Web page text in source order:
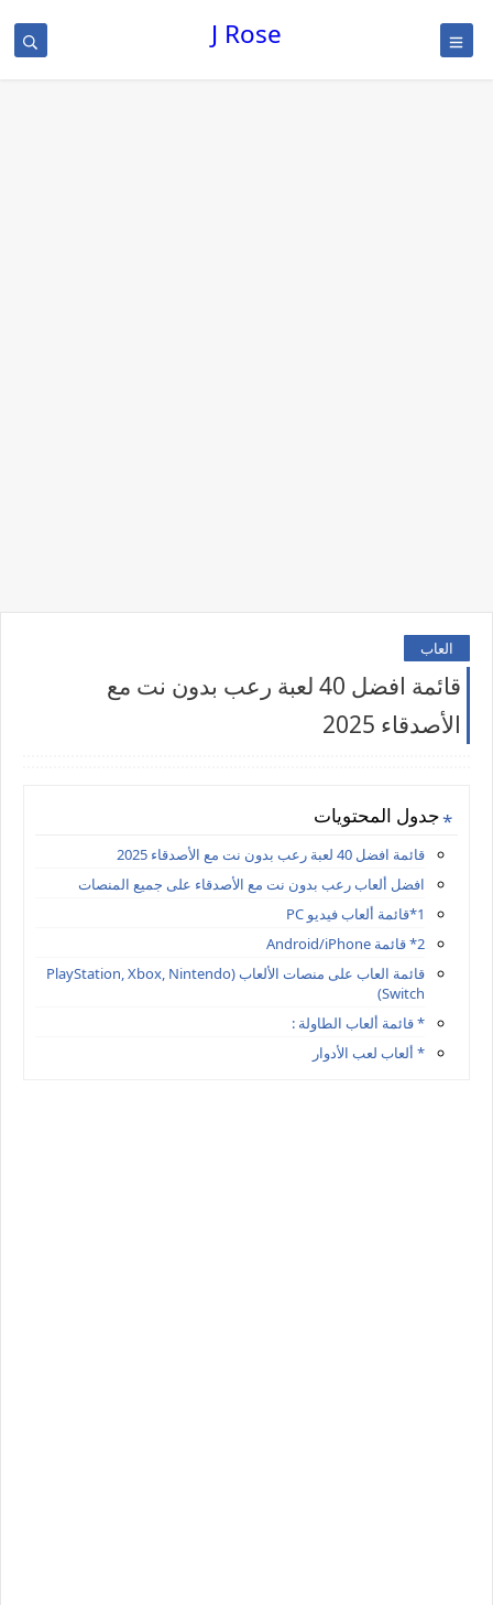
J Rose
العاب
قائمة افضل 40 لعبة رعب بدون نت مع
الأصدقاء 2025
جدول المحتويات
قائمة افضل 40 لعبة رعب بدون نت مع الأصدقاء 2025
افضل ألعاب رعب بدون نت مع الأصدقاء على جميع المنصات
1*قائمة ألعاب فيديو PC
2* قائمة Android/iPhone
قائمة العاب على منصات الألعاب (PlayStation, Xbox, Nintendo
Switch)
* قائمة ألعاب الطاولة :
* ألعاب لعب الأدوار